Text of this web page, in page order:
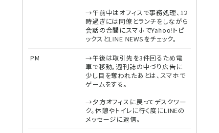
→午前中はオフィスで事務処理、12
時過ぎには同僚とランチをしながら
会話の合間にスマホでYahoo!トピ
ックスとLINE NEWSをチェック。
PM
→午後は取引先を3件回るため電
車で移動。週刊誌の中づり広告に
少し目を奪われたあとは、スマホで
ゲームをする。
→夕方オフィスに戻ってデスクワー
ク。休憩やトイレに行く度にLINEの
メッセージに返信。